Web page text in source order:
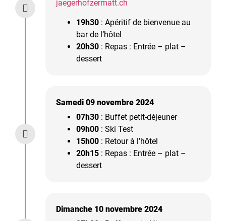
jaegerhofzermatt.ch
19h30 : Apéritif de bienvenue au
bar de l’hôtel
20h30 : Repas : Entrée – plat –
dessert
Samedi 09 novembre 2024
07h30 : Buffet petit-déjeuner
09h00 : Ski Test
15h00 : Retour à l’hôtel
20h15 : Repas : Entrée – plat –
dessert
Dimanche 10 novembre 2024